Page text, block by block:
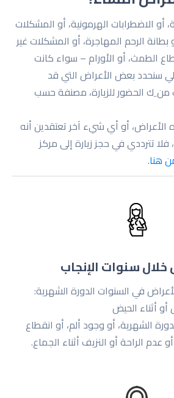
أو الاضطرابات الهرمونیة، أو المشكلات
بطانة الرحم المهاجرة، أو المشكلات غیر
الطمث، أو الأورام – سواء كانت
سنحدد بعض الأعراض التي قد
من ِك الحضور للزیارة، مصنفة حسب
الأعراض، أو أي شيء آخر تعتقدین أنه
تترددي في حجز زیارة إلى مركز
هنا.
خلال سنوات الإنجاب
في السنوات الدورة الشهریة:
الشهریة، أو وجود ألم، أو انقطاع